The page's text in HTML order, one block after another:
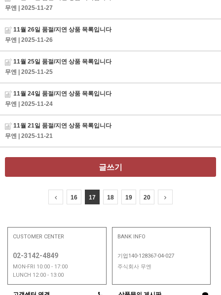
무엔
| 2025-11-27
11월 26일 품절/지연 상품 목록입니다
무엔
| 2025-11-26
11월 25일 품절/지연 상품 목록입니다
무엔
| 2025-11-25
11월 24일 품절/지연 상품 목록입니다
무엔
| 2025-11-24
11월 21일 품절/지연 상품 목록입니다
무엔
| 2025-11-21
글쓰기
16 17 18 19 20
CUSTOMER CENTER
02-3142-4849
MON-FRI 10:00 - 17:00
LUNCH 12:00 - 13:00
BANK INFO
기업140-128367-04-027
주식회사 무엔